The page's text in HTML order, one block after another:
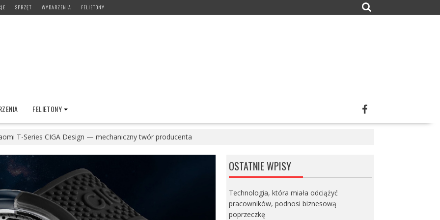
SPRZĘT WYDARZENIA FELIETONY
FELIETONY
T-Series CIGA Design — mechaniczny twór producenta
OSTATNIE WPISY
Technologia, która miała odciążyć
pracowników, podnosi biznesową
poprzeczkę